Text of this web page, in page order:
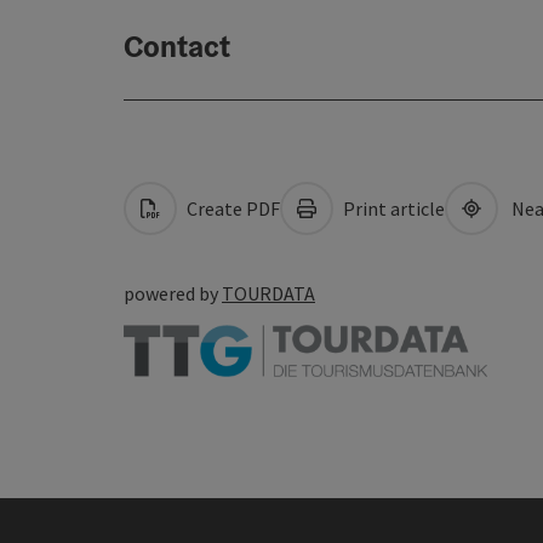
Contact
Create PDF Print article
powered by TOURDATA